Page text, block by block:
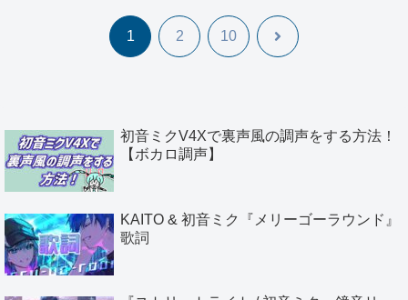
1 2 10 次
初音ミクV4Xで裏声風の調声をする方法！
【ボカロ調声】
KAITO & 初音ミク『メリーゴーラウンド』
歌詞